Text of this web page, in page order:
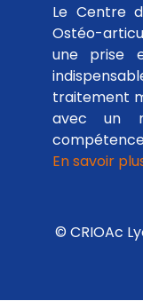
Le Centre
Ostéo-
une prise
traitement
avec un
En savoir
© CRIOAc